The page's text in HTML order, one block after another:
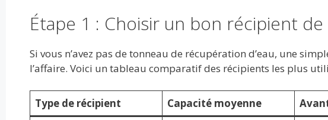
Étape 1 : Choisir un bon récipient
Si vous n’avez pas de tonneau de récupération d’eau, une
l’affaire. Voici un tableau comparatif des récipients les plus
Type de récipient Capacité moyenne